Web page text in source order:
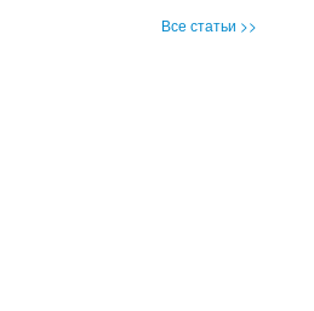
Все статьи >>